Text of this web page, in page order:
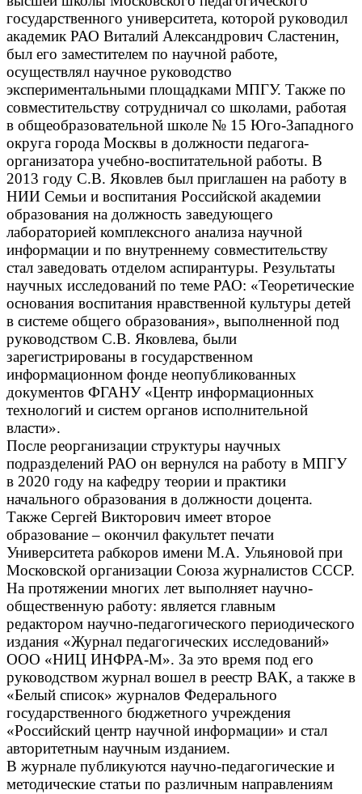
государственного университета, которой руководил
академик РАО Виталий Александрович Сластенин,
был его заместителем по научной работе,
осуществлял научное руководство
экспериментальными площадками МПГУ. Также по
совместительству сотрудничал со школами, работая
в общеобразовательной школе № 15 Юго-Западного
округа города Москвы в должности педагога-
организатора учебно-воспитательной работы. В
2013 году С.В. Яковлев был приглашен на работу в
НИИ Семьи и воспитания Российской академии
образования на должность заведующего
лабораторией комплексного анализа научной
информации и по внутреннему совместительству
стал заведовать отделом аспирантуры. Результаты
научных исследований по теме РАО: «Теоретические
основания воспитания нравственной культуры детей
в системе общего образования», выполненной под
руководством С.В. Яковлева, были
зарегистрированы в государственном
информационном фонде неопубликованных
документов ФГАНУ «Центр информационных
технологий и систем органов исполнительной
власти».
После реорганизации структуры научных
подразделений РАО он вернулся на работу в МПГУ
в 2020 году на кафедру теории и практики
начального образования в должности доцента.
Также Сергей Викторович имеет второе
образование – окончил факультет печати
Университета рабкоров имени М.А. Ульяновой при
Московской организации Союза журналистов СССР.
На протяжении многих лет выполняет научно-
общественную работу: является главным
редактором научно-педагогического периодического
издания «Журнал педагогических исследований»
ООО «НИЦ ИНФРА-М». За это время под его
руководством журнал вошел в реестр ВАК, а также в
«Белый список» журналов Федерального
государственного бюджетного учреждения
«Российский центр научной информации» и стал
авторитетным научным изданием.
В журнале публикуются научно-педагогические и
методические статьи по различным направлениям